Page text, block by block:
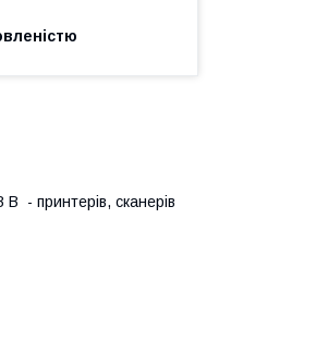
- принтерів, сканерів